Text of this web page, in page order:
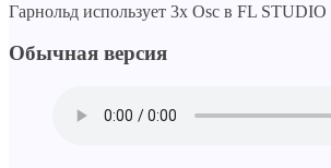
Гарнольд использует 3x Osc в FL STUDIO
Обычная версия